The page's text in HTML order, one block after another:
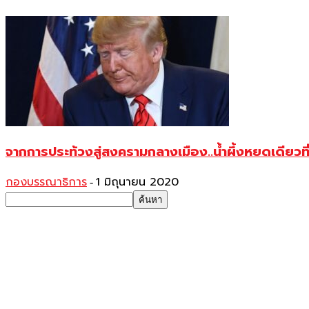
จากการประท้วงสู่สงครามกลางเมือง..น้ำผึ้งหยดเดีย
กองบรรณาธิการ - 1 มิถุนายน 2020